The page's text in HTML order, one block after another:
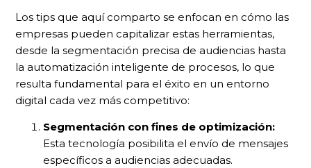
Los tips que aquí comparto se enfocan en cómo las
empresas pueden capitalizar estas herramientas,
desde la segmentación precisa de audiencias hasta
la automatización inteligente de procesos, lo que
resulta fundamental para el éxito en un entorno
digital cada vez más competitivo:
Segmentación con fines de optimización:
Esta tecnología posibilita el envío de mensajes
específicos a audiencias adecuadas.